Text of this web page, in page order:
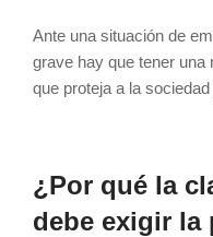
Ante una situación de
grave hay que tener una
que proteja a la
¿Por qué la
debe exigir